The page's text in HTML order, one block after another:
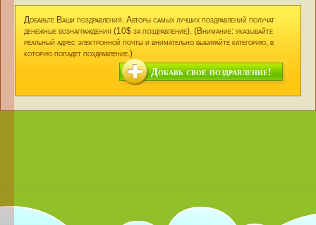
Добавьте Ваши поздравления. Авторы самых лучших поздравлений получат
денежные вознаграждения (10$ за поздравление). (Внимание: указывайте
реальный адрес электронной почты и внимательно выбирайте категорию, в
которую попадет поздравление.)
Добавь свое поздравление!